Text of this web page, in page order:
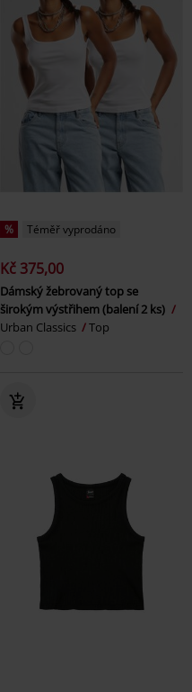
% Téměř vyprodáno
Kč 375,00
Dámský žebrovaný top se
širokým výstřihem (balení 2 ks)
Urban Classics
Top